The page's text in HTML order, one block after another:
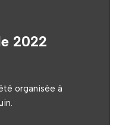
2022
organisée à